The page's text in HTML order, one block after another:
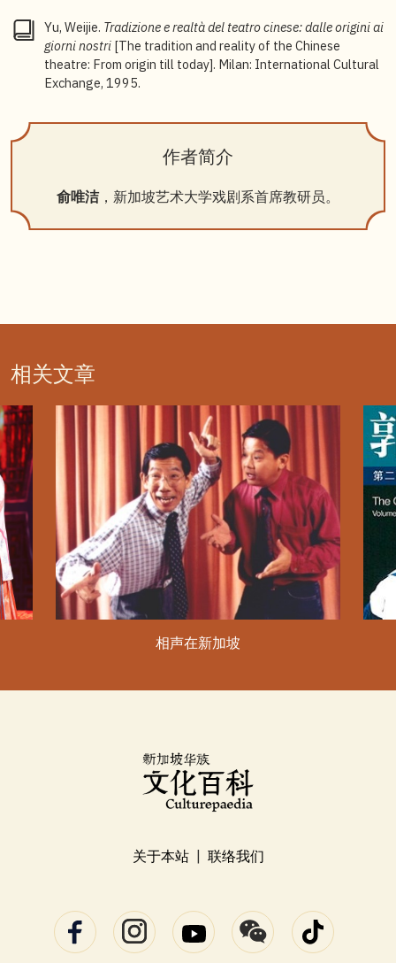
Yu, Weijie. Tradizione e realtà del teatro cinese: dalle origini ai
giorni nostri [The tradition and reality of the Chinese
theatre: From origin till today]. Milan: International Cultural
Exchange, 1995.
作者简介
俞唯洁，新加坡艺术大学戏剧系首席教研员。
相关文章
相声在新加坡
关于本站 联络我们